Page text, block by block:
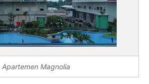
Apartemen Magnolia